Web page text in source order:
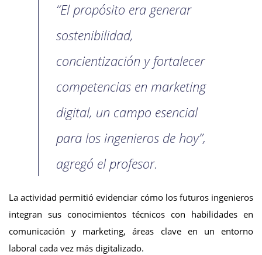
“El propósito era generar
sostenibilidad,
concientización y fortalecer
competencias en marketing
digital, un campo esencial
para los ingenieros de hoy”,
agregó el profesor.
La actividad permitió evidenciar cómo los futuros ingenieros
integran sus conocimientos técnicos con habilidades en
comunicación y marketing, áreas clave en un entorno
laboral cada vez más digitalizado.